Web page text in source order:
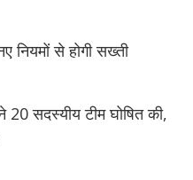
नियमों से होगी सख्ती
20 सदस्यीय टीम घोषित की,